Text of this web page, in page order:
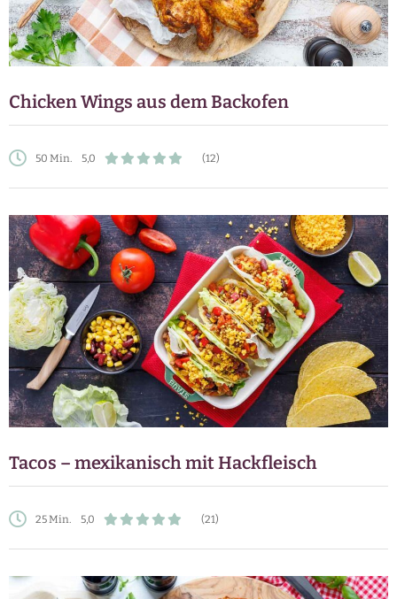
Chicken Wings aus dem Backofen
50 Min. 5,0 (12)
Tacos – mexikanisch mit Hackfleisch
25 Min. 5,0 (21)